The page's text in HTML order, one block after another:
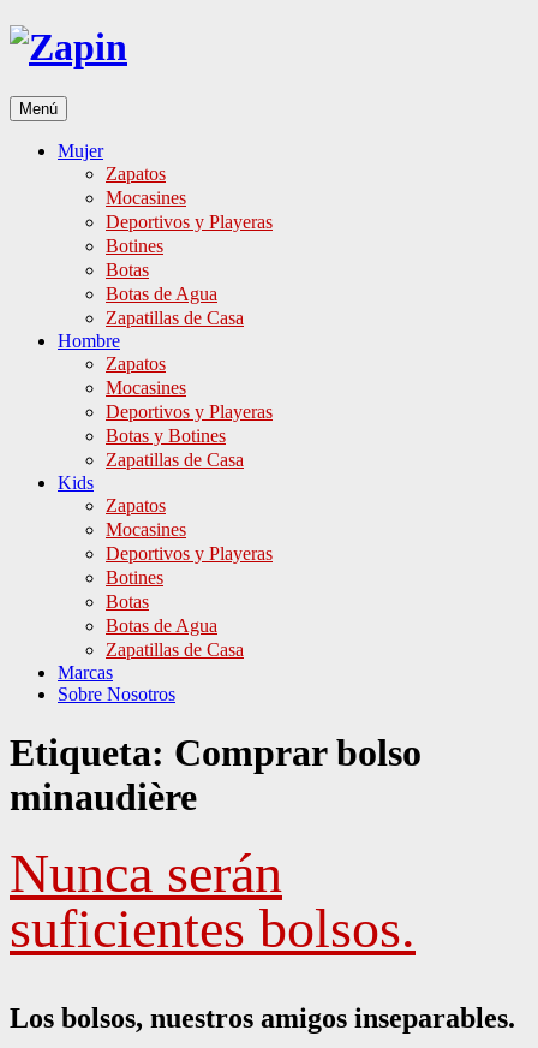
Ir
Menú
Mujer
Zapatos
Mocasines
Deportivos y Playeras
Botines
Botas
Botas de Agua
Zapatillas de Casa
Hombre
Zapatos
Mocasines
Deportivos y Playeras
Botas y Botines
Zapatillas de Casa
Kids
Zapatos
Mocasines
Deportivos y Playeras
Botines
Botas
Botas de Agua
Zapatillas de Casa
Marcas
Sobre Nosotros
Etiqueta: Comprar bolso
minaudière
Nunca serán
suficientes bolsos.
Los bolsos, nuestros amigos inseparables.